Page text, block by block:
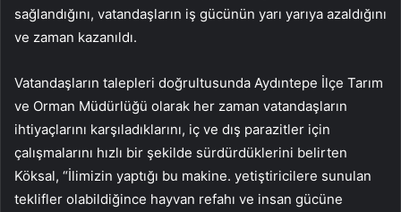
sağlandığını, vatandaşların iş gücünün yarı yarıya azaldığını
ve zaman kazanıldı.
Vatandaşların talepleri doğrultusunda Aydıntepe İlçe Tarım
ve Orman Müdürlüğü olarak her zaman vatandaşların
ihtiyaçlarını karşıladıklarını, iç ve dış parazitler için
çalışmalarını hızlı bir şekilde sürdürdüklerini belirten
Köksal, “İlimizin yaptığı bu makine. yetiştiricilere sunulan
teklifler olabildiğince hayvan refahı ve insan gücüne